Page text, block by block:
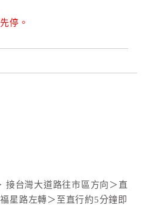
停。
接台灣大道路往市區方向＞直
星路左轉＞至直行約5分鐘即